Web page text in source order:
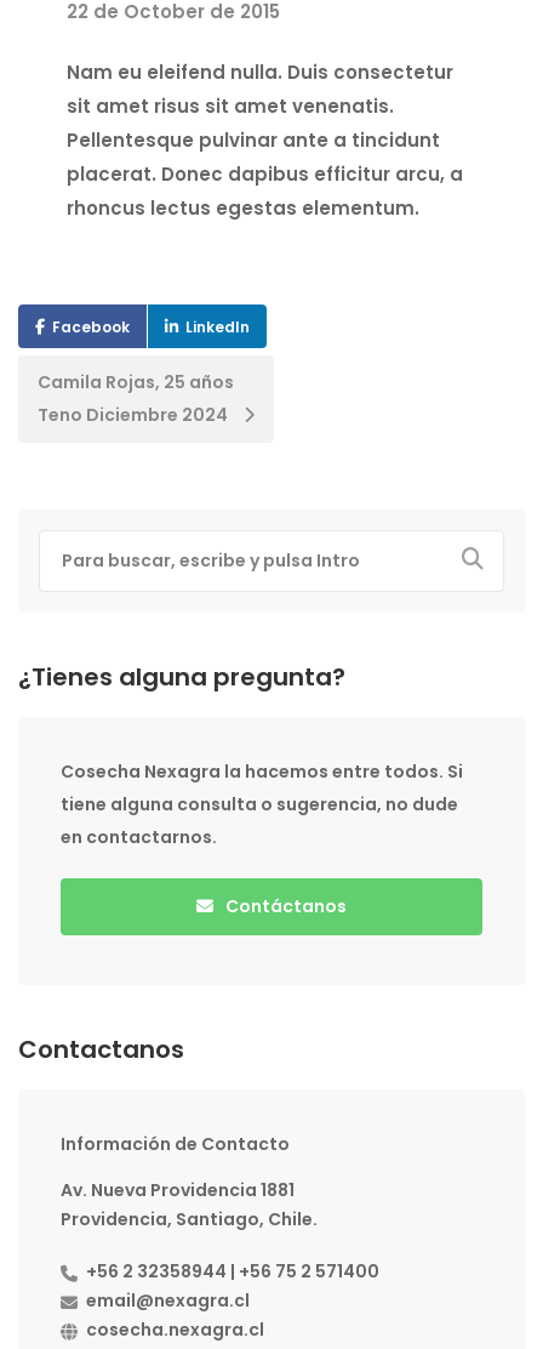
22 de October de 2015
Nam eu eleifend nulla. Duis consectetur
sit amet risus sit amet venenatis.
Pellentesque pulvinar ante a tincidunt
placerat. Donec dapibus efficitur arcu, a
rhoncus lectus egestas elementum.
Facebook LinkedIn
Post
navigation
Camila Rojas, 25 años
Teno Diciembre 2024
¿Tienes alguna pregunta?
Cosecha Nexagra la hacemos entre todos. Si
tiene alguna consulta o sugerencia, no dude
en contactarnos.
Contáctanos
Contactanos
Información de Contacto
Av. Nueva Providencia 1881
Providencia, Santiago, Chile.
+56 2 32358944 | +56 75 2 571400
email@nexagra.cl
cosecha.nexagra.cl